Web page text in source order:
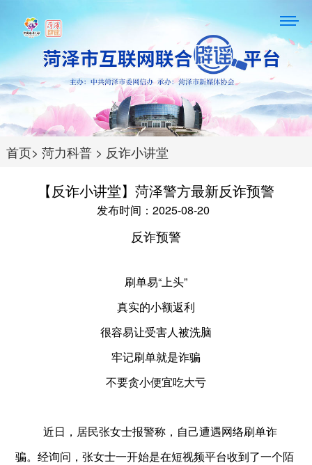
首页> 菏力科普> 反诈小讲堂
【反诈小讲堂】菏泽警方最新反诈预警
发布时间：2025-08-20
反诈预警
刷单易“上头”
真实的小额返利
很容易让受害人被洗脑
牢记刷单就是诈骗
不要贪小便宜吃大亏
近日，居民张女士报警称，自己遭遇网络刷单诈
骗。经询问，张女士一开始是在短视频平台收到了一个陌